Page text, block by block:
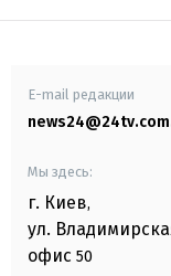
E-mail редакции
Мы здесь:
г. Киев,
ул.
офис 50